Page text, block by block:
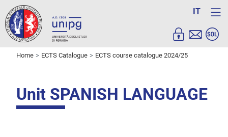
IT
Home ECTS Catalogue ECTS course catalogue 2024/25
Unit SPANISH LANGUAGE